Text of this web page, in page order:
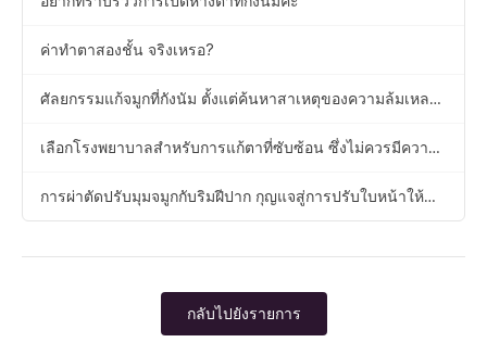
ค่าทำตาสองชั้น จริงเหรอ?
ศัลยกรรมแก้จมูกที่กังนัม ตั้งแต่ค้นหาสาเหตุของความล้มเหลว
เลือกโรงพยาบาลสำหรับการแก้ตาที่ซับซ้อน ซึ่งไม่ควรมีความ
การผ่าตัดปรับมุมจมูกกับริมฝีปาก กุญแจสู่การปรับใบหน้าให้
สมดุล
กลับไปยังรายการ